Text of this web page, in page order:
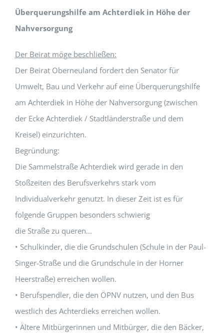
Überquerungshilfe am Achterdiek in Höhe der
Nahversorgung
Der Beirat möge beschließen:
Der Beirat Oberneuland fordert den Senator für
Umwelt, Bau und Verkehr auf eine Überquerungshilfe
am Achterdiek in Höhe der Nahversorgung (zwischen
der Ecke Achterdiek / Stadtländerstraße und dem
Kreisel) einzurichten.
Begründung:
Die Sammelstraße Achterdiek wird gerade in den
Stoßzeiten des Berufsverkehrs stark vom
Individualverkehr genutzt. In dieser Zeit ist es für
folgende Gruppen besonders schwierig
die Straße zu queren…
• Schulkinder, die die Grundschulen (Schule in der Paul-
Singer-Straße und die Grundschule in der Horner
Heerstraße) erreichen wollen.
• Berufspendler, die den ÖPNV nutzen, und den Bus
westlich des Achterdieks erreichen wollen.
• Ältere Mitbürgerinnen und Mitbürger, die den Bäcker,